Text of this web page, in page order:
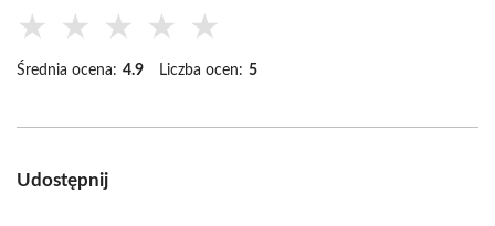
★ ★ ★ ★ ★
Średnia ocena: 4.9 Liczba ocen: 5
Udostępnij